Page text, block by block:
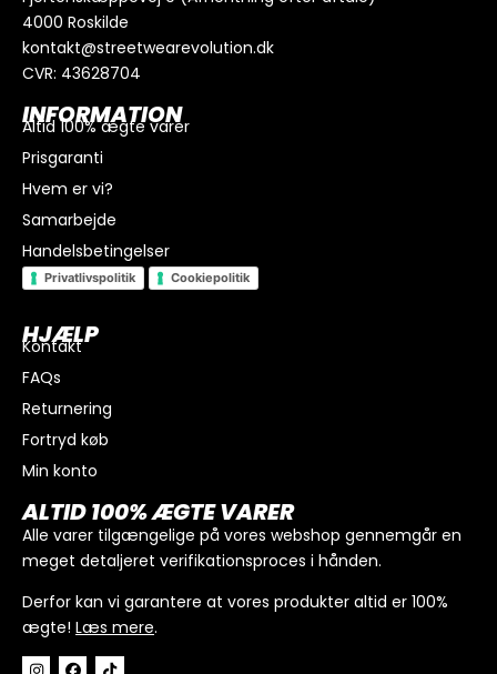
I alt
Køb for
4000 Roskilde
kontakt@streetwearevolution.dk
CVR: 43628704
INFORMATION
Altid 100% ægte varer
Prisgaranti
Hvem er vi?
Samarbejde
Handelsbetingelser
Privatlivspolitik Cookiepolitik
HJÆLP
Kontakt
FAQs
Returnering
Fortryd køb
Min konto
ALTID 100% ÆGTE VARER
Alle varer tilgængelige på vores webshop gennemgår en
meget detaljeret verifikationsproces i hånden.
Derfor kan vi garantere at vores produkter altid er 100%
ægte! Læs mere.